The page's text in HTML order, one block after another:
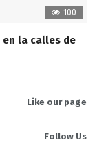
100
la calles de
Like our page
Follow Us